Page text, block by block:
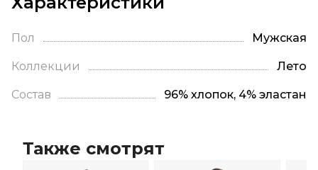
Пол Мужская
Коллекции Лето
Состав 96% хлопок, 4% эластан
Также смотрят